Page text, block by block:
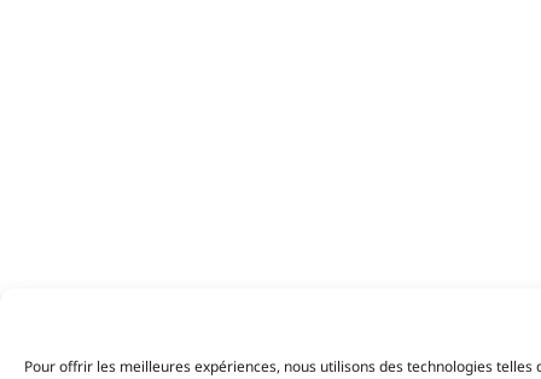
Pour offrir les meilleures expériences, nous utilisons des technologies